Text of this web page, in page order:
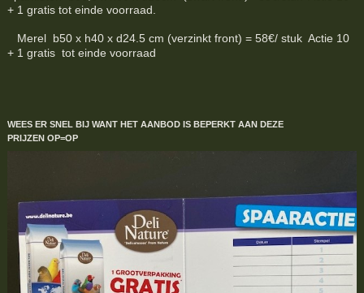
+ 1 gratis tot einde voorraad.
Merel b50 x h40 x d24.5 cm (verzinkt front) = 58€/ stuk Actie 10
+ 1 gratis tot einde voorraad
WEES ER SNEL BIJ WANT HET AANBOD IS BEPERKTAAN DEZE
PRIJZENOP=OP